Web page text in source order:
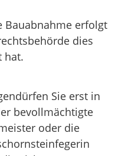
Bauabnahme erfolgt
dies
hat.
Sie erst in
bevollmächtigte
oder die